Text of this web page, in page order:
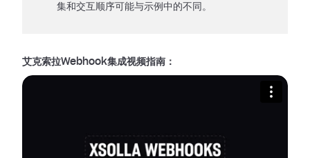
集和交互顺序可能与示例中的不同。
艾克索拉Webhook集成视频指南：